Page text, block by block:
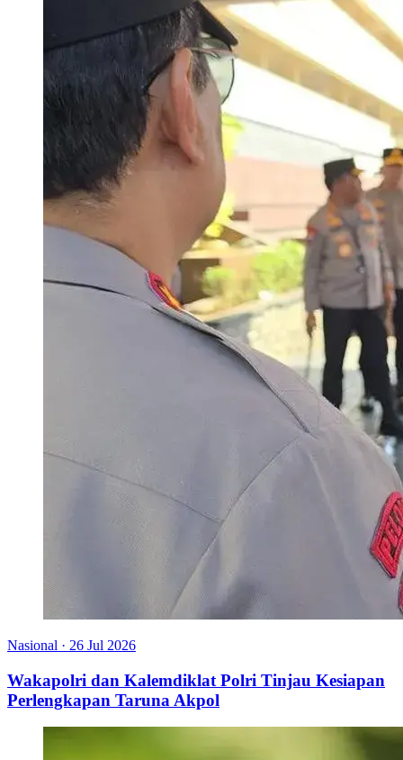
Nasional · 26 Jul 2026
Wakapolri dan Kalemdiklat Polri Tinjau Kesiapan
Perlengkapan Taruna Akpol